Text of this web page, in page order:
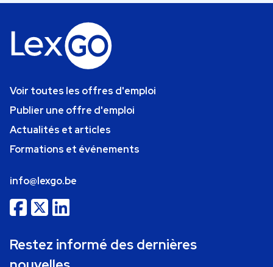
Voir toutes les offres d'emploi
Publier une offre d'emploi
Actualités et articles
Formations et événements
info@lexgo.be
Restez informé des dernières